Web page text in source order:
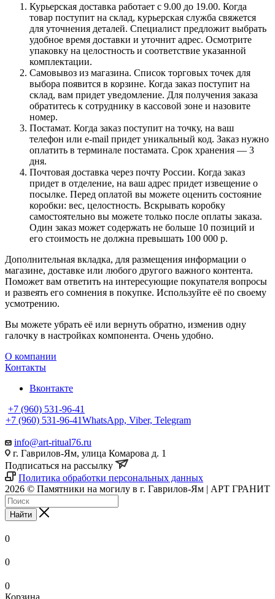
Курьерская доставка работает с 9.00 до 19.00. Когда
товар поступит на склад, курьерская служба свяжется
для уточнения деталей. Специалист предложит выбрать
удобное время доставки и уточнит адрес. Осмотрите
упаковку на целостность и соответствие указанной
комплектации.
Самовывоз из магазина. Список торговых точек для
выбора появится в корзине. Когда заказ поступит на
склад, вам придет уведомление. Для получения заказа
обратитесь к сотруднику в кассовой зоне и назовите
номер.
Постамат. Когда заказ поступит на точку, на ваш
телефон или e-mail придет уникальный код. Заказ нужно
оплатить в терминале постамата. Срок хранения — 3
дня.
Почтовая доставка через почту России. Когда заказ
придет в отделение, на ваш адрес придет извещение о
посылке. Перед оплатой вы можете оценить состояние
коробки: вес, целостность. Вскрывать коробку
самостоятельно вы можете только после оплаты заказа.
Один заказ может содержать не больше 10 позиций и
его стоимость не должна превышать 100 000 р.
Дополнительная вкладка, для размещения информации о
магазине, доставке или любого другого важного контента.
Поможет вам ответить на интересующие покупателя вопросы
и развеять его сомнения в покупке. Используйте её по своему
усмотрению.
Вы можете убрать её или вернуть обратно, изменив одну
галочку в настройках компонента. Очень удобно.
О компании
Контакты
Вконтакте
+7 (960) 531-96-41
+7 (960) 531-96-41WhatsApp, Viber, Telegram
info@art-ritual76.ru
г. Гаврилов-Ям, улица Комарова д. 1
Подписаться на рассылку
Политика обработки персональных данных
2026 © Памятники на могилу в г. Гаврилов-Ям | АРТ ГРАНИТ
Найти
0
0
0
Корзина